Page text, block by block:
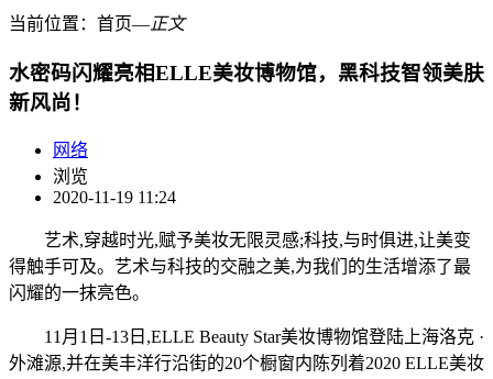
当前位置： 首页―正文
水密码闪耀亮相ELLE美妆博物馆，黑科技智领美肤
新风尚！
网络
浏览
2020-11-19 11:24
艺术,穿越时光,赋予美妆无限灵感;科技,与时俱进,让美变
得触手可及。艺术与科技的交融之美,为我们的生活增添了最
闪耀的一抹亮色。
11月1日-13日,ELLE Beauty Star美妆博物馆登陆上海洛克 ·
外滩源,并在美丰洋行沿街的20个橱窗内陈列着2020 ELLE美妆